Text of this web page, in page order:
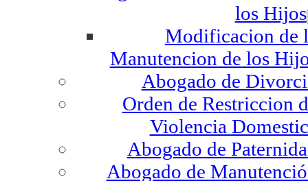
los Hijos
Modificacion de
Manutencion de los
Abogado de
Orden de Restriccion
Violencia
Abogado de
Abogado de